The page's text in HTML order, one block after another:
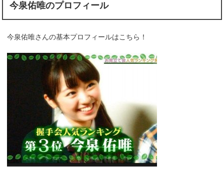
今泉佑唯のプロフィール
今泉佑唯さんの基本プロフィールはこちら！